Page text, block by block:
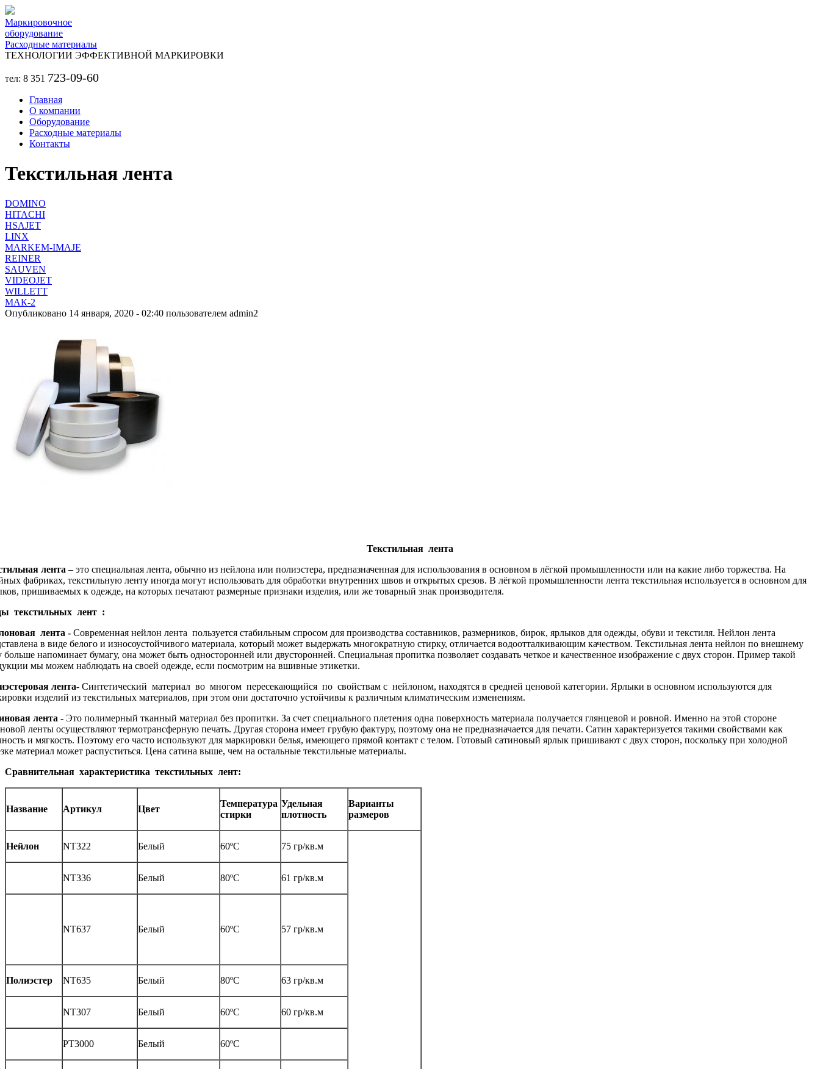
Перейти к основному содержанию
Маркировочное
оборудование
Расходные материалы
ТЕХНОЛОГИИ ЭФФЕКТИВНОЙ МАРКИРОВКИ
тел: 8 351 723-09-60
Главная
О компании
Оборудование
Расходные материалы
Контакты
Текстильная лента
DOMINO
HITACHI
HSAJET
LINX
MARKEM-IMAJE
REINER
SAUVEN
VIDEOJET
WILLETT
МАК-2
Опубликовано 14 января, 2020 - 02:40 пользователем admin2
Текстильная лента
лента – это специальная лента, обычно из нейлона или полиэстера, предназначенная для использования в основном в лёгкой промышленности или на какие либо торжества. На
фабриках, текстильную ленту иногда могут использовать для обработки внутренних швов и открытых срезов. В лёгкой промышленности лента текстильная используется в основном для
пришиваемых к одежде, на которых печатают размерные признаки изделия, или же товарный знак производителя.
текстильных лент :
лента -Современная нейлон лента пользуется стабильным спросом для производства составников, размерников, бирок, ярлыков для одежды, обуви и текстиля. Нейлон лента
в виде белого и износоустойчивого материала, который может выдержать многократную стирку, отличается водоотталкивающим качеством. Текстильная лента нейлон по внешнему
больше напоминает бумагу, она может быть односторонней или двусторонней. Специальная пропитка позволяет создавать четкое и качественное изображение с двух сторон. Пример такой
мы можем наблюдать на своей одежде, если посмотрим на вшивные этикетки.
лента- Синтетический материал во многом пересекающийся по свойствам с нейлоном, находятся в средней ценовой категории. Ярлыки в основном используются для
изделий из текстильных материалов, при этом они достаточно устойчивы к различным климатическим изменениям.
лента - Это полимерный тканный материал без пропитки. За счет специального плетения одна поверхность материала получается глянцевой и ровной. Именно на этой стороне
ленты осуществляют термотрансферную печать. Другая сторона имеет грубую фактуру, поэтому она не предназначается для печати. Сатин характеризуется такими свойствами как
и мягкость. Поэтому его часто используют для маркировки белья, имеющего прямой контакт с телом. Готовый сатиновый ярлык пришивают с двух сторон, поскольку при холодной
материал может распуститься. Цена сатина выше, чем на остальные текстильные материалы.
Сравнительная характеристика текстильных лент:
Название Артикул Цвет
Температура
стирки
Удельная
плотность
Варианты
размеров
Нейлон NT322 Белый 60ºС 75 гр/кв.м
NT336 Белый 80ºС 61 гр/кв.м
NT637 Белый 60ºС 57 гр/кв.м
Полиэстер NT635 Белый 80ºС 63 гр/кв.м
NT307 Белый 60ºС 60 гр/кв.м
РТ3000 Белый 60ºС